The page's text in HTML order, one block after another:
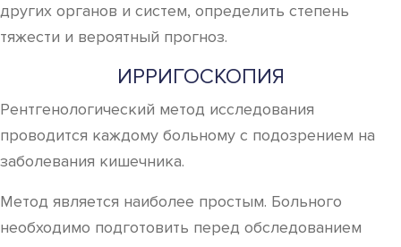
других органов и систем, определить степень
тяжести и вероятный прогноз.
ИРРИГОСКОПИЯ
Рентгенологический метод исследования
проводится каждому больному с подозрением на
заболевания кишечника.
Метод является наиболее простым. Больного
необходимо подготовить перед обследованием